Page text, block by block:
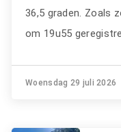
36,5 graden. Zoals
om 19u55
Woensdag 29 juli 2026